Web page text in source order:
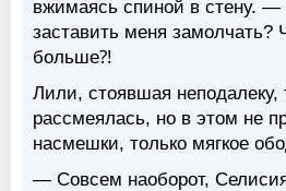
вжимаясь спиной в стену.
заставить меня замолчать?
больше⁈
Лили, стоявшая
рассмеялась, но в этом не
насмешки, только мягкое
— Совсем наоборот,